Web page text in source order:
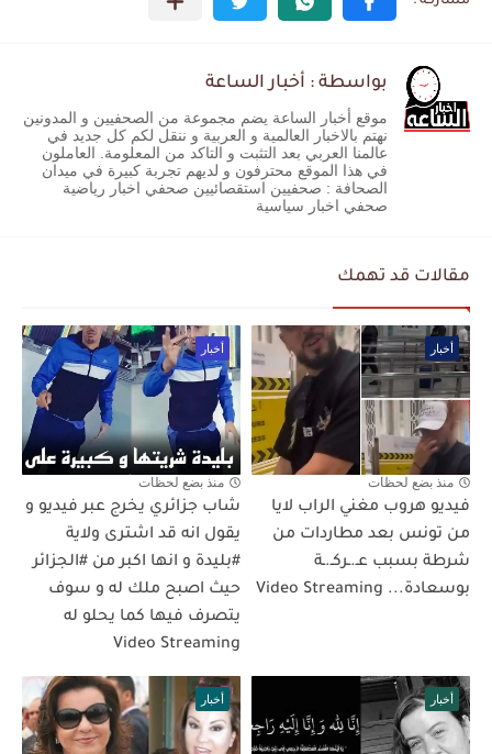
بواسطة : أخبار الساعة
موقع أخبار الساعة يضم مجموعة من الصحفيين و المدونين
نهتم بالاخبار العالمية و العربية و ننقل لكم كل جديد في
عالمنا العربي بعد التثبت و التاكد من المعلومة. العاملون
في هذا الموقع محترفون و لديهم تجربة كبيرة في ميدان
الصحافة : صحفيين استقصائيين صحفي اخبار رياضية
صحفي اخبار سياسية
مقالات قد تهمك
أخبار
منذ بضع لحظات
فيديو هروب مغني الراب لايا
من تونس بعد مطاردات من
شرطة بسبب عـ.ـركـ.ـة
بوسعادة... Video Streaming
أخبار
منذ بضع لحظات
شاب جزائري يخرج عبر فيديو و
يقول انه قد اشترى ولاية
#بليدة و انها اكبر من #الجزائر
حيث اصبح ملك له و سوف
يتصرف فيها كما يحلو له
Video Streaming
أخبار أخبار